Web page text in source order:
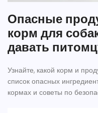
Опасные
корм для
давать
Узнайте, какой корм и
список опасных
кормах и советы по